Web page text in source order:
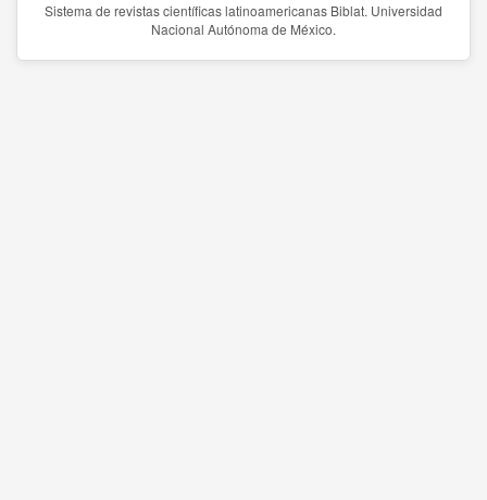
Sistema de revistas científicas latinoamericanas Biblat. Universidad
Nacional Autónoma de México.